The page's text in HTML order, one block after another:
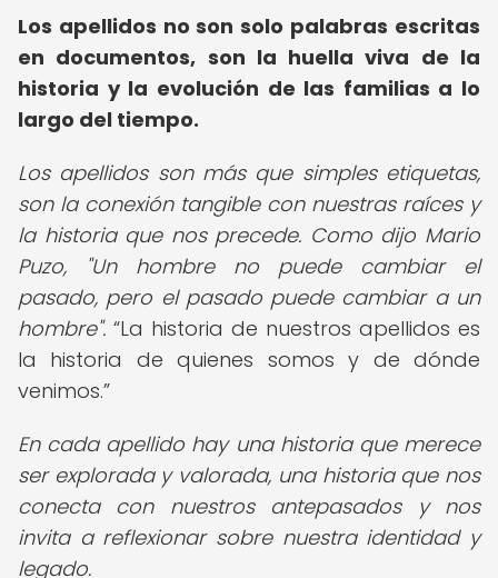
Los apellidos no son solo palabras escritas
en documentos, son la huella viva de la
historia y la evolución de las familias a lo
largo del tiempo.
Los apellidos son más que simples etiquetas,
son la conexión tangible con nuestras raíces y
la historia que nos precede. Como dijo Mario
Puzo, "Un hombre no puede cambiar el
pasado, pero el pasado puede cambiar a un
hombre". La historia de nuestros apellidos es
la historia de quienes somos y de dónde
venimos.
En cada apellido hay una historia que merece
ser explorada y valorada, una historia que nos
conecta con nuestros antepasados y nos
invita a reflexionar sobre nuestra identidad y
legado.